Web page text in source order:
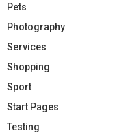
Pets
Photography
Services
Shopping
Sport
Start Pages
Testing